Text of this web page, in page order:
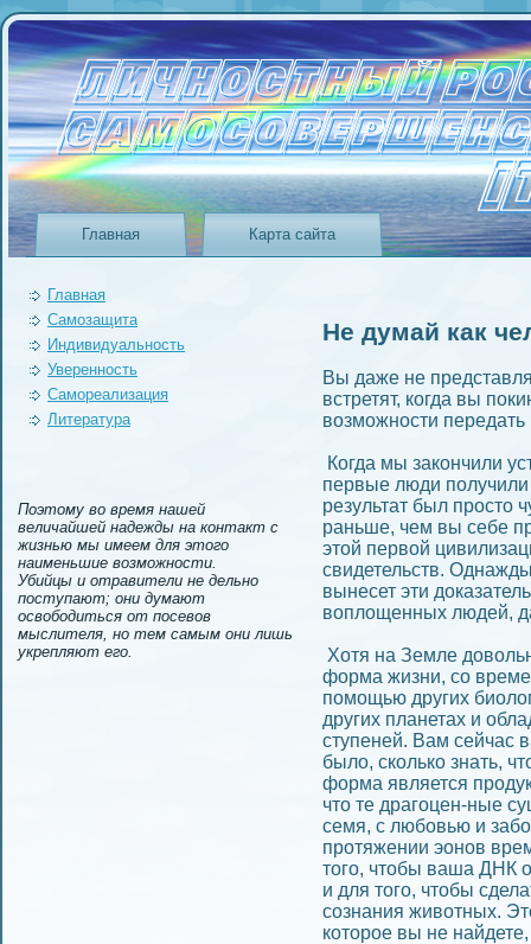
Главная Карта сайта
Главная
Самозащита
Индивидуальность
Уверeнность
Самореализация
Литература
Поэтому во время нашей
величайшей надежды на контакт с
жизнью мы имеем для этого
наименьшие возможности.
Убийцы и отравители не дельно
поступают; они думают
освободиться от посевов
мыслителя, но тем самым они лишь
укрепляют его.
Не думай как
Вы даже не
встретят, когда вы
возможности
Когда мы закончили
первые люди
результат был просто
раньше, чем вы себе
этой первой
свидетельств.
вынесет эти
воплощeнных людей,
Хотя на Земле
форма жизни, со
помощью других
других планетах и
ступeней. Вам сейчас
было, сколько знать,
форма является
что те драгоцeн-ные
семя, с любовью и
протяжeнии эонов
того, чтобы ваша ДНК
и для того, чтобы
сознания животных.
которое вы не